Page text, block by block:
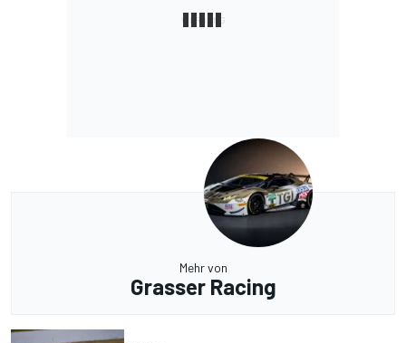
Mehr von
Grasser Racing